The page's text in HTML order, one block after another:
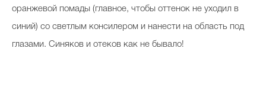
оранжевой помады (главное, чтобы оттенок не уходил в
синий) со светлым консилером и нанести на область под
глазами. Синяков и отеков как не бывало!